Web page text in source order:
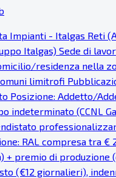
Impianti - Italgas Reti
Italgas) Sede di
residenza nella
limitrofi
Posizione: Addetto/
indeterminato (CCNL
RAL compresa tra €
+ premio di produzione
(€12 giornalieri),